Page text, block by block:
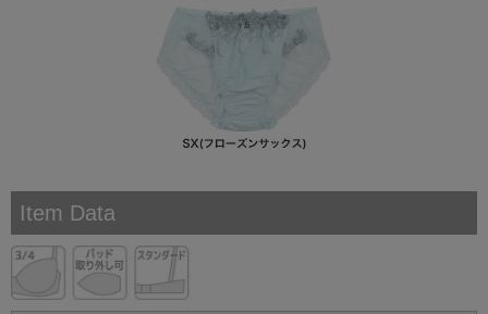
Item Data